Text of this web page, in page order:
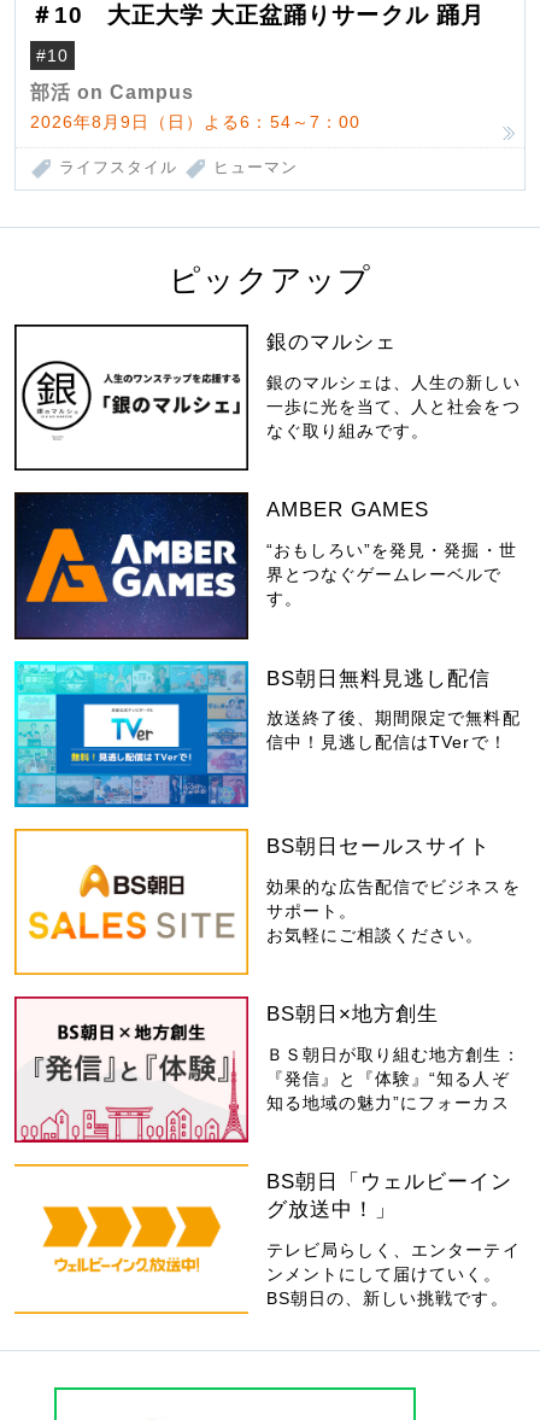
＃10 大正大学 大正盆踊りサークル 踊月
#10
部活 on Campus
2026年8月9日（日）よる6：54～7：00
ライフスタイル ヒューマン
ピックアップ
銀のマルシェ
銀のマルシェは、人生の新しい
一歩に光を当て、人と社会をつ
なぐ取り組みです。
AMBER GAMES
“おもしろい”を発見・発掘・世
界とつなぐゲームレーベルで
す。
BS朝日無料見逃し配信
放送終了後、期間限定で無料配
信中！見逃し配信はTVerで！
BS朝日セールスサイト
効果的な広告配信でビジネスを
サポート。
お気軽にご相談ください。
BS朝日×地方創生
ＢＳ朝日が取り組む地方創生：
『発信』と『体験』“知る人ぞ
知る地域の魅力”にフォーカス
BS朝日「ウェルビーイン
グ放送中！」
テレビ局らしく、エンターテイ
ンメントにして届けていく。
BS朝日の、新しい挑戦です。